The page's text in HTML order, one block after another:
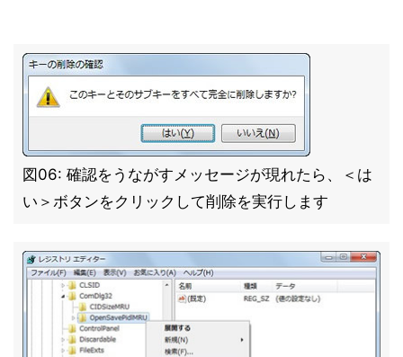
図06: 確認をうながすメッセージが現れたら、＜は
い＞ボタンをクリックして削除を実行します